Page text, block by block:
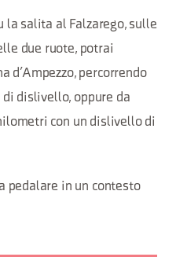
la salita al Falzarego, sulle
due ruote, potrai
d’Ampezzo, percorrendo
di dislivello, oppure da
con un dislivello di
pedalare in un contesto